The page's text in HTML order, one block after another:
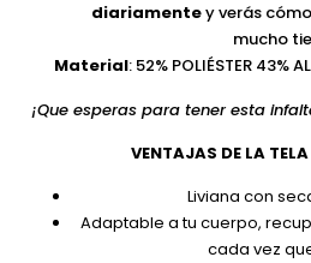
diariamentey verás cómo
mucho
Material: 52% POLIÉSTER 43%
¡Que esperas para tener esta
VENTAJAS DE LA
Liviana con
Adaptable a tu cuerpo,
cada vez